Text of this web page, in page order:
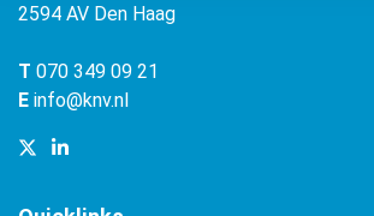
2594 AV Den Haag
T 070 349 09 21
E info@knv.nl